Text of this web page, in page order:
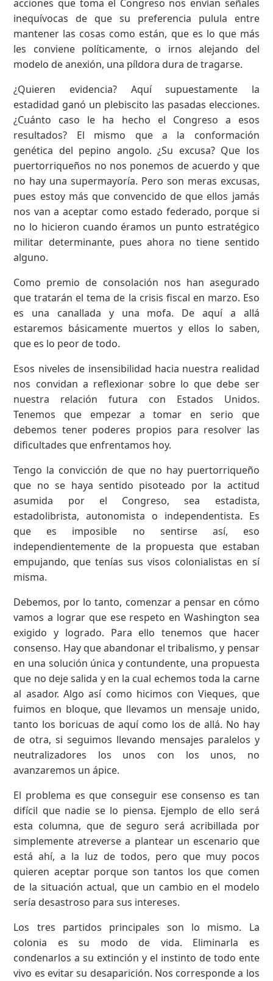
acciones que toma el Congreso nos envían señales
inequívocas de que su preferencia pulula entre
mantener las cosas como están, que es lo que más
les conviene políticamente, o irnos alejando del
modelo de anexión, una píldora dura de tragarse.
¿Quieren evidencia? Aquí supuestamente la
estadidad ganó un plebiscito las pasadas elecciones.
¿Cuánto caso le ha hecho el Congreso a esos
resultados? El mismo que a la conformación
genética del pepino angolo. ¿Su excusa? Que los
puertorriqueños no nos ponemos de acuerdo y que
no hay una supermayoría. Pero son meras excusas,
pues estoy más que convencido de que ellos jamás
nos van a aceptar como estado federado, porque si
no lo hicieron cuando éramos un punto estratégico
militar determinante, pues ahora no tiene sentido
alguno.
Como premio de consolación nos han asegurado
que tratarán el tema de la crisis fiscal en marzo. Eso
es una canallada y una mofa. De aquí a allá
estaremos básicamente muertos y ellos lo saben,
que es lo peor de todo.
Esos niveles de insensibilidad hacia nuestra realidad
nos convidan a reflexionar sobre lo que debe ser
nuestra relación futura con Estados Unidos.
Tenemos que empezar a tomar en serio que
debemos tener poderes propios para resolver las
dificultades que enfrentamos hoy.
Tengo la convicción de que no hay puertorriqueño
que no se haya sentido pisoteado por la actitud
asumida por el Congreso, sea estadista,
estadolibrista, autonomista o independentista. Es
que es imposible no sentirse así, eso
independientemente de la propuesta que estaban
empujando, que tenías sus visos colonialistas en sí
misma.
Debemos, por lo tanto, comenzar a pensar en cómo
vamos a lograr que ese respeto en Washington sea
exigido y logrado. Para ello tenemos que hacer
consenso. Hay que abandonar el tribalismo, y pensar
en una solución única y contundente, una propuesta
que no deje salida y en la cual echemos toda la carne
al asador. Algo así como hicimos con Vieques, que
fuimos en bloque, que llevamos un mensaje unido,
tanto los boricuas de aquí como los de allá. No hay
de otra, si seguimos llevando mensajes paralelos y
neutralizadores los unos con los unos, no
avanzaremos un ápice.
El problema es que conseguir ese consenso es tan
difícil que nadie se lo piensa. Ejemplo de ello será
esta columna, que de seguro será acribillada por
simplemente atreverse a plantear un escenario que
está ahí, a la luz de todos, pero que muy pocos
quieren aceptar porque son tantos los que comen
de la situación actual, que un cambio en el modelo
sería desastroso para sus intereses.
Los tres partidos principales son lo mismo. La
colonia es su modo de vida. Eliminarla es
condenarlos a su extinción y el instinto de todo ente
vivo es evitar su desaparición. Nos corresponde a los